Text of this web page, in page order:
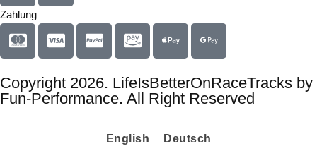
Zahlung
Copyright 2026. LifeIsBetterOnRaceTracks by
Fun-Performance. All Right Reserved
English Deutsch